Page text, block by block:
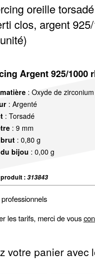
oreille
clos, argent
Argent 925/1000
: Oxyde de zirconium
: Argenté
: Torsadé
: 9 mm
: 0,80 g
bijou : 0,00 g
: 313843
les tarifs, merci de vous
votre panier avec